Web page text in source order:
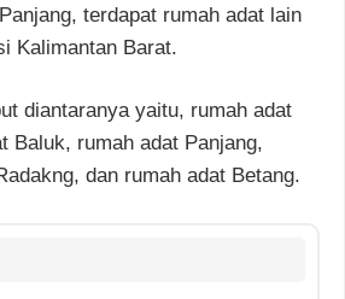
terdapat rumah adat lain
Kalimantan Barat.
diantaranya yaitu, rumah adat
Baluk, rumah adat Panjang,
dan rumah adat Betang.